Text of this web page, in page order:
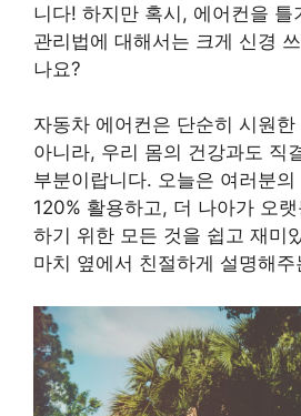
니다! 하지만 혹시, 에어컨을
관리법에 대해서는 크게 신경
나요?
자동차 에어컨은 단순히 시원한
아니라, 우리 몸의 건강과도 직
부분이랍니다. 오늘은 여러분
120% 활용하고, 더 나아가 오
하기 위한 모든 것을 쉽고 재미
마치 옆에서 친절하게 설명해